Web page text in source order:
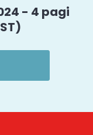
- 4 pagi